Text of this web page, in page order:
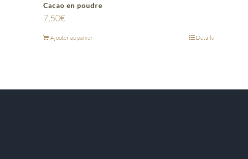
Cacao en poudre
7,50€
Ajouter au panier Détails